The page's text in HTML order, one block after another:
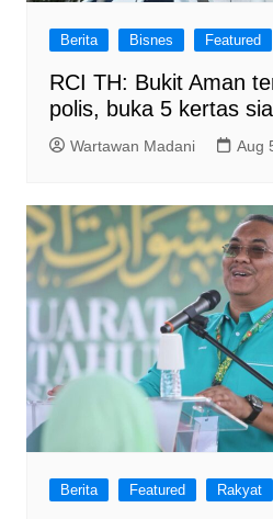
Berita Bisnes Featured
RCI TH: Bukit Aman
polis, buka 5 kertas
Wartawan Madani Aug
Berita Featured Rakyat